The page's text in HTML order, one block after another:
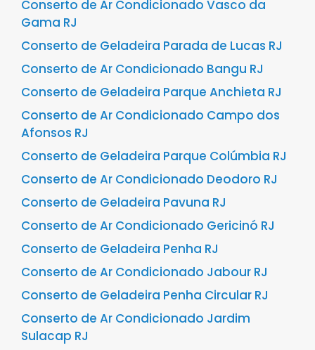
Conserto de Ar Condicionado Vasco da
Gama RJ
Conserto de Geladeira Parada de Lucas RJ
Conserto de Ar Condicionado Bangu RJ
Conserto de Geladeira Parque Anchieta RJ
Conserto de Ar Condicionado Campo dos
Afonsos RJ
Conserto de Geladeira Parque Colúmbia RJ
Conserto de Ar Condicionado Deodoro RJ
Conserto de Geladeira Pavuna RJ
Conserto de Ar Condicionado Gericinó RJ
Conserto de Geladeira Penha RJ
Conserto de Ar Condicionado Jabour RJ
Conserto de Geladeira Penha Circular RJ
Conserto de Ar Condicionado Jardim
Sulacap RJ